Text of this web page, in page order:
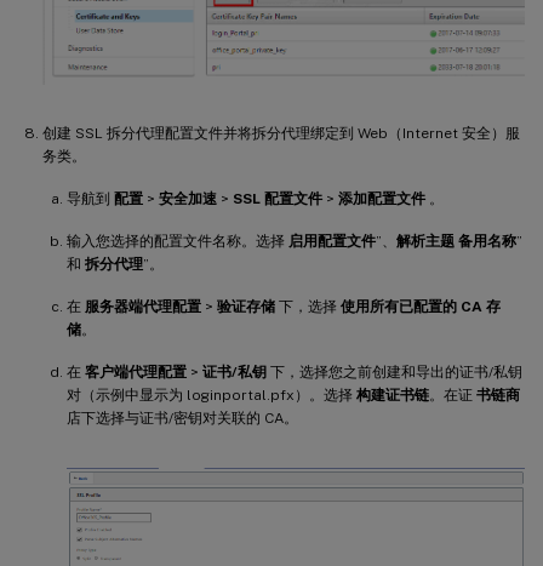
创建 SSL 拆分代理配置文件并将拆分代理绑定到 Web（Internet 安全）服
务类。
导航到 配置 > 安全加速 > SSL 配置文件 > 添加配置文件 。
输入您选择的配置文件名称。选择 启用配置文件”、 解析主题 备用名称”
和 拆分代理”。
在 服务器端代理配置 > 验证存储 下，选择 使用所有已配置的 CA 存
储。
在 客户端代理配置 > 证书/私钥 下，选择您之前创建和导出的证书/私钥
对（示例中显示为 loginportal.pfx）。选择 构建证书链。在证 书链商
店下选择与证书/密钥对关联的 CA。